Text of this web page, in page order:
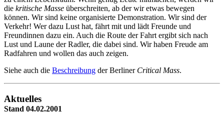
die kritische Masse überschreiten, ab der wir etwas bewegen
können. Wir sind keine organisierte Demonstration. Wir sind der
Verkehr! Wer dazu Lust hat, fährt mit und lädt Freunde und
Freundinnen dazu ein. Auch die Route der Fahrt ergibt sich nach
Lust und Laune der Radler, die dabei sind. Wir haben Freude am
Radfahren und wollen das auch zeigen.
Siehe auch die Beschreibung der Berliner Critical Mass.
Aktuelles
Stand 04.02.2001